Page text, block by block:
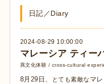
日記／Diary
2024-08-29 10:00:00
マレーシア ティー
異文化体験 / cross-cultural
8月29日、 とても素敵な マ